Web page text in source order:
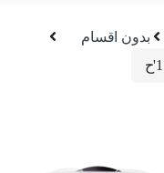
بدون اقسام